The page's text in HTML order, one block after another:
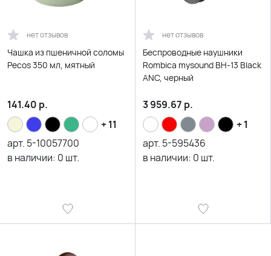
нет отзывов
Чашка из пшеничной соломы
Pecos 350 мл, мятный
141.40 р.
+ 11
арт. 5-10057700
в наличии: 0 шт.
нет отзывов
Беспроводные наушники
Rombica mysound BH-13 Black
ANC, черный
3 959.67 р.
+ 1
арт. 5-595436
в наличии: 0 шт.